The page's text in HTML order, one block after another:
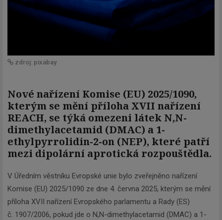
zdroj: pixabay
Nové nařízení Komise (EU) 2025/1090,
kterým se mění příloha XVII nařízení
REACH, se týká omezeni látek N,N-
dimethylacetamid (DMAC) a 1-
ethylpyrrolidin-2-on (NEP), které patří
mezi dipolární aprotická rozpouštědla.
V Úředním věstníku Evropské unie bylo zveřejněno nařízení
Komise (EU) 2025/1090 ze dne 4. června 2025, kterým se mění
příloha XVII nařízení Evropského parlamentu a Rady (ES)
č. 1907/2006, pokud jde o N,N-dimethylacetamid (DMAC) a 1-